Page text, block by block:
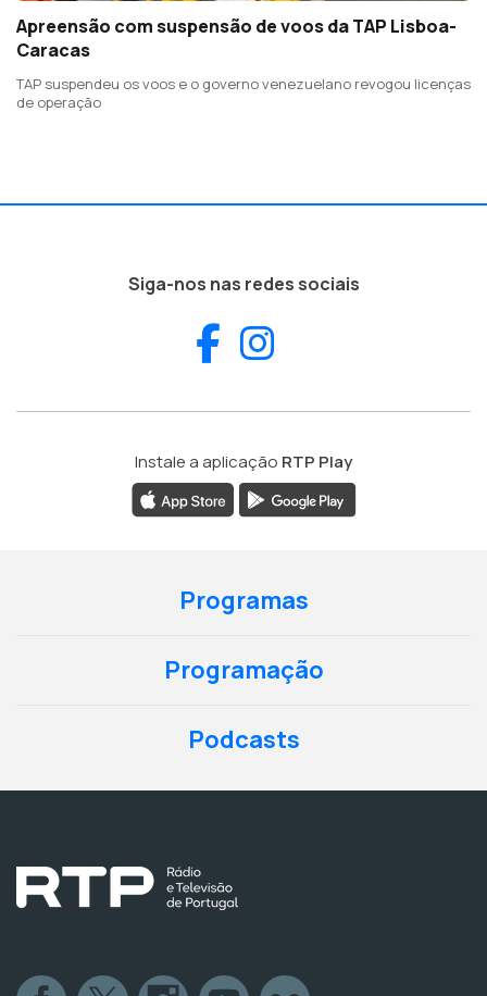
Apreensão com suspensão de voos da TAP Lisboa-
Caracas
TAP suspendeu os voos e o governo venezuelano revogou licenças
de operação
Siga-nos nas redes sociais
Facebook
Instale a aplicação RTP Play
Programas
Programação
Podcasts